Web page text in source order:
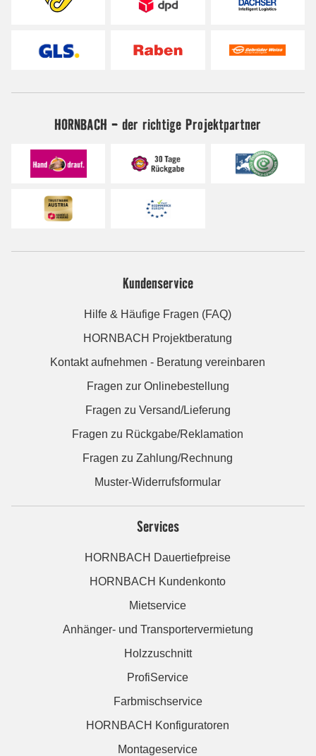
HORNBACH - der richtige Projektpartner
Kundenservice
Hilfe & Häufige Fragen (FAQ)
HORNBACH Projektberatung
Kontakt aufnehmen - Beratung vereinbaren
Fragen zur Onlinebestellung
Fragen zu Versand/Lieferung
Fragen zu Rückgabe/Reklamation
Fragen zu Zahlung/Rechnung
Muster-Widerrufsformular
Services
HORNBACH Dauertiefpreise
HORNBACH Kundenkonto
Mietservice
Anhänger- und Transportervermietung
Holzzuschnitt
ProfiService
Farbmischservice
HORNBACH Konfiguratoren
Montageservice